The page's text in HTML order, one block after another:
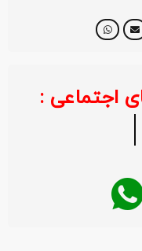
اجتماعی :